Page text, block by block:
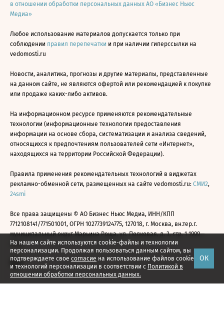
На нашем сайте используются cookie-файлы и технологии
персонализации. Продолжая пользоваться данным сайтом, вы
подтверждаете свое согласие на использование файлов cookie
и технологий персонализации в соответствии с Политикой в
отношении обработки персональных данных.
ОК
в отношении обработки персональных данных АО «Бизнес Ньюс
Медиа»
Любое использование материалов допускается только при
соблюдении правил перепечатки и при наличии гиперссылки на
vedomosti.ru
Новости, аналитика, прогнозы и другие материалы, представленные
на данном сайте, не являются офертой или рекомендацией к покупке
или продаже каких-либо активов.
На информационном ресурсе применяются рекомендательные
технологии (информационные технологии предоставления
информации на основе сбора, систематизации и анализа сведений,
относящихся к предпочтениям пользователей сети «Интернет»,
находящихся на территории Российской Федерации).
Правила применения рекомендательных технологий в виджетах
рекламно-обменной сети, размещенных на сайте vedomosti.ru: СМИ2,
24smi
Все права защищены © АО Бизнес Ньюс Медиа, ИНН/КПП
7712108141/771501001, ОГРН 1027739124775, 127018, г. Москва, вн.тер.г.
муниципальный округ Марьина Роща, ул. Полковая, д. 3, стр. 1 1999—
2026